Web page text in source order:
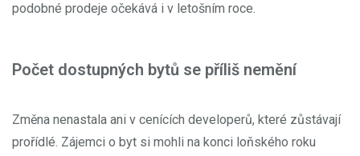
podobné prodeje očekává i v letošním roce.
Počet dostupných bytů se příliš nemění
Změna nenastala ani v cenících developerů, které zůstávají
prořídlé. Zájemci o byt si mohli na konci loňského roku